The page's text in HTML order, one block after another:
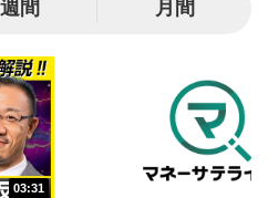
す。再度クリックすると元
週間 月間
03:31